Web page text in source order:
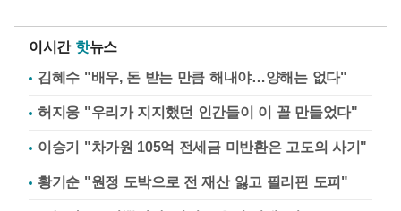
이시간 핫뉴스
김혜수 "배우, 돈 받는 만큼 해내야…양해는 없다"
허지웅 "우리가 지지했던 인간들이 이 꼴 만들었다"
이승기 "차가원 105억 전세금 미반환은 고도의 사기"
황기순 "원정 도박으로 전 재산 잃고 필리핀 도피"